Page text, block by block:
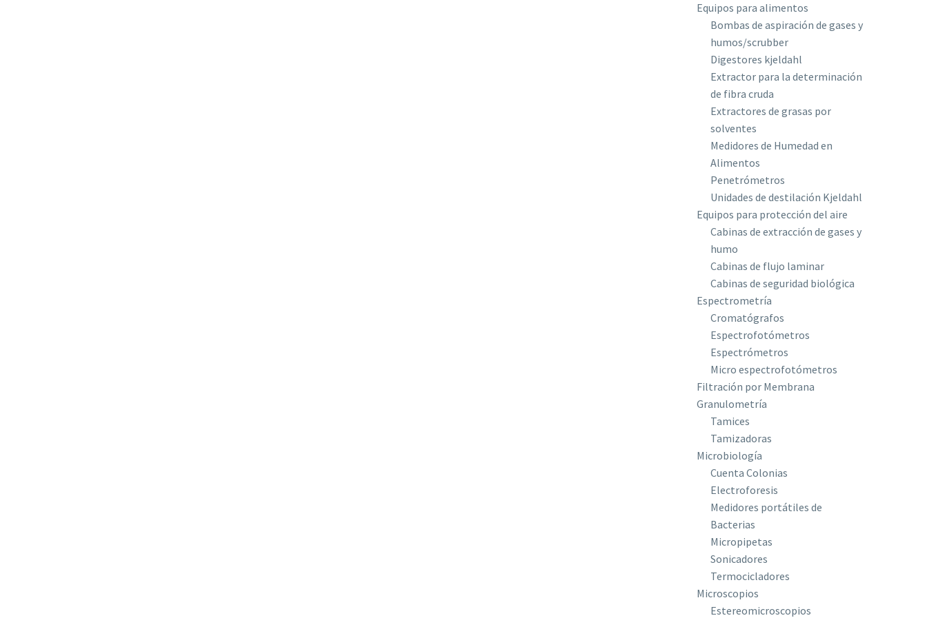
Equipos para alimentos
Bombas de aspiración de gases y
humos/scrubber
Digestores kjeldahl
Extractor para la determinación
de fibra cruda
Extractores de grasas por
solventes
Medidores de Humedad en
Alimentos
Penetrómetros
Unidades de destilación Kjeldahl
Equipos para protección del aire
Cabinas de extracción de gases y
humo
Cabinas de flujo laminar
Cabinas de seguridad biológica
Espectrometría
Cromatógrafos
Espectrofotómetros
Espectrómetros
Micro espectrofotómetros
Filtración por Membrana
Granulometría
Tamices
Tamizadoras
Microbiología
Cuenta Colonias
Electroforesis
Medidores portátiles de
Bacterias
Micropipetas
Sonicadores
Termocicladores
Microscopios
Estereomicroscopios